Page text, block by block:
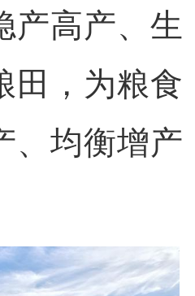
产高产、生
田，为粮食
、均衡增产